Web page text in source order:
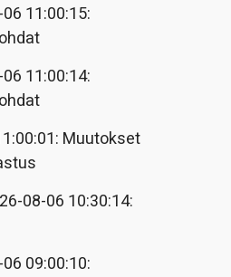
11:00:15:
11:00:14:
Muutokset
08-06 10:30:14:
09:00:10: